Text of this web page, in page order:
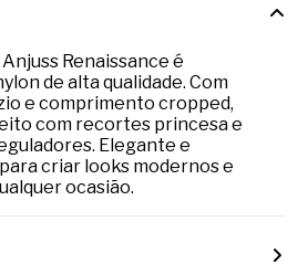
Renaissance é
de alta qualidade. Com
e comprimento cropped,
com recortes princesa e
Elegante e
criar looks modernos e
ocasião.